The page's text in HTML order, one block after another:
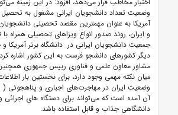
وضعیت تعداد دانشجویان ایرانی مشغول به تحصیل
آمریکا به عنوان مهمترین مقصد تحصیلی
و ایران، روند صدور انواع ویزاهای تحصیلی همراه با
جمعیت دانشجویان ایرانی در دانشگاه برتر آمریکا
دیگر کشورهای دانشجو فرست به این کشور اشاره
مشاور معاون علمی و فناوری رییس جمهوری
میان نکته مهمی وجود دارد، برای نخستین بار
وضعیت ایران در مهاجرت‌های اجباری و پناهجوئی
آن آمده است که می‌تواند برای دستگاه های اجرائی
دانشگاهی جذاب و قابل استفاده باشد.